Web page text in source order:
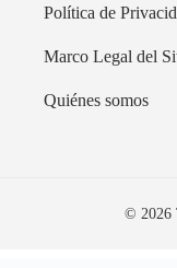
Política de
Marco Legal del
Quiénes somos
© 2026